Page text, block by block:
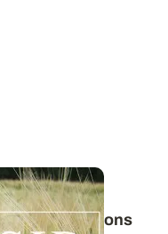
préconisations